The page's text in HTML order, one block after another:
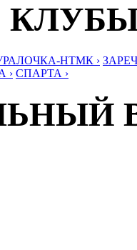
НТМК ›
› СПАРТА ›